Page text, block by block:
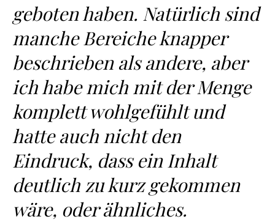
geboten haben. Natürlich sind
manche Bereiche knapper
beschrieben als andere, aber
ich habe mich mit der Menge
komplett wohlgefühlt und
hatte auch nicht den
Eindruck, dass ein Inhalt
deutlich zu kurz gekommen
wäre, oder ähnliches.